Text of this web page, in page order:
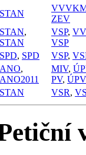
STAN
ZEV
STAN,
STAN
VSP,
VSP
SPD, SPD VSP,
ANO,
ANO2011
MIV,
PV, ÚPV
STAN VSR,